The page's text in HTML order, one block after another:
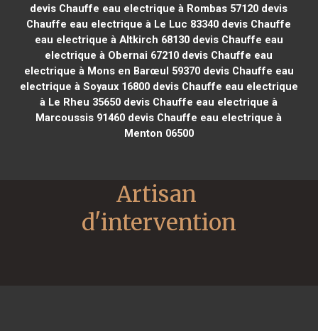
devis Chauffe eau electrique à Rombas 57120 devis
Chauffe eau electrique à Le Luc 83340 devis Chauffe
eau electrique à Altkirch 68130devis Chauffe eau
electrique à Obernai 67210 devis Chauffe eau
electrique à Mons en Barœul 59370devis Chauffe eau
electrique à Soyaux 16800devis Chauffe eau electrique
à Le Rheu 35650 devis Chauffe eau electrique à
Marcoussis 91460 devis Chauffe eau electrique à
Menton 06500
Artisan
d'intervention